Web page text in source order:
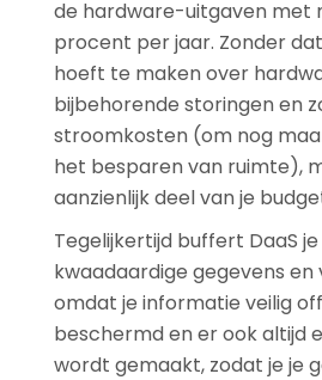
de hardware-uitgaven met
procent per jaar. Zonder
hoeft te maken over
bijbehorende storingen en
stroomkosten (om nog
het besparen van ruimte),
aanzienlijk deel van je
Tegelijkertijd buffert DaaS
kwaadaardige gegevens en
omdat je informatie veilig
beschermd en er ook altijd
wordt gemaakt, zodat je je